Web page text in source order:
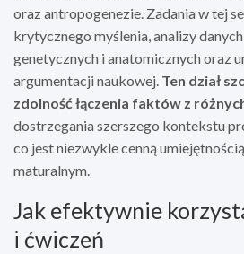
oraz antropogenezie. Zadania w tej
krytycznego myślenia, analizy
genetycznych i anatomicznych oraz
argumentacji naukowej. Ten dział
zdolność łączenia faktów z
dostrzegania szerszego kontekstu
co jest niezwykle cenną
maturalnym.
Jak efektywnie
i ćwiczeń